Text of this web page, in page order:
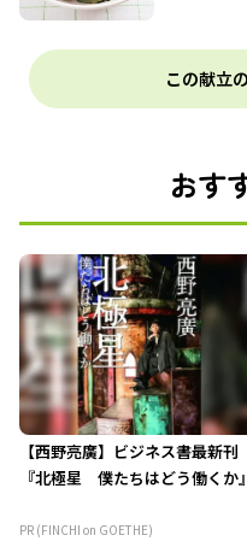
この献立
おす
【西野亮廣】ビジネス書最新刊
『北極星 僕たちはどう働くか』
PR (FINCHI on GOETHE)